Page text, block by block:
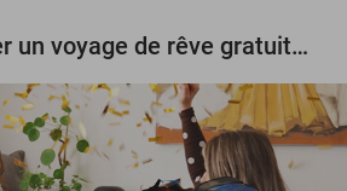
Tentez de gagner un voyage de rêve gratuit d'une valeur de 3.000 € !